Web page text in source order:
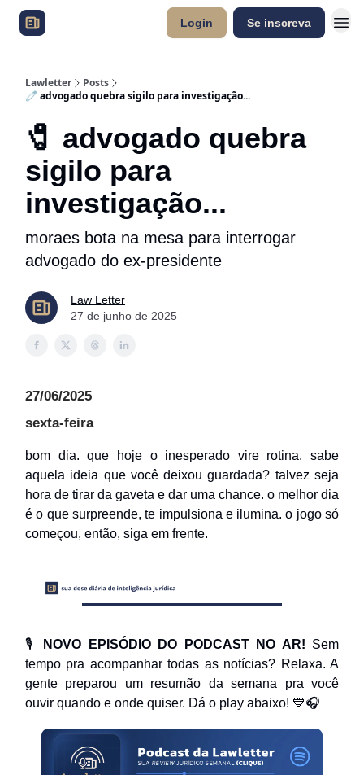
Login Se inscreva
Lawletter
Posts
🧷 advogado quebra sigilo para investigação...
🧷 advogado quebra
sigilo para
investigação...
moraes bota na mesa para interrogar
advogado do ex-presidente
Law Letter
27 de junho de 2025
27/06/2025
sexta-feira
bom dia. que hoje o inesperado vire rotina. sabe
aquela ideia que você deixou guardada? talvez seja
hora de tirar da gaveta e dar uma chance. o melhor dia
é o que surpreende, te impulsiona e ilumina. o jogo só
começou, então, siga em frente.
🎙️ NOVO EPISÓDIO DO PODCAST NO AR! Sem
tempo pra acompanhar todas as notícias? Relaxa. A
gente preparou um resumão da semana pra você
ouvir quando e onde quiser. Dá o play abaixo! 💙🎧